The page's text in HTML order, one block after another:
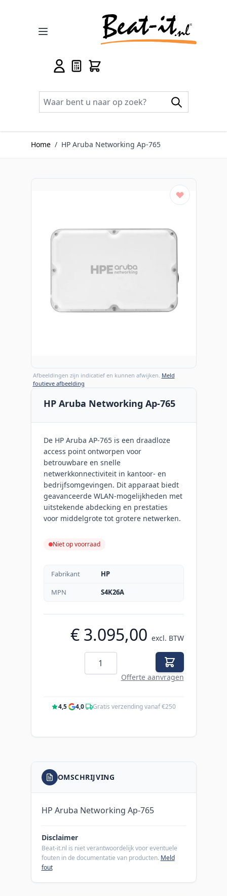
Home / HP Aruba Networking Ap-765
Afbeeldingen zijn indicatief en kunnen afwijken. Meld
foutieve afbeelding
HP Aruba Networking Ap-765
De HP Aruba AP-765 is een draadloze
access point ontworpen voor
betrouwbare en snelle
netwerkkonnectiviteit in kantoor- en
bedrijfsomgevingen. Dit apparaat biedt
geavanceerde WLAN-mogelijkheden met
uitstekende abdecking en prestaties
voor middelgrote tot grotere netwerken.
Niet op voorraad
Fabrikant
HP
MPN
S4K26A
€ 3.095,00 excl. BTW
Aantal
Offerte aanvragen
4,5· 4,0· Gratis verzending vanaf €250
OMSCHRIJVING
HP Aruba Networking Ap-765
Disclaimer
Beat-it.nl is niet verantwoordelijk voor eventuele
fouten in de documentatie van producten. Meld
fout